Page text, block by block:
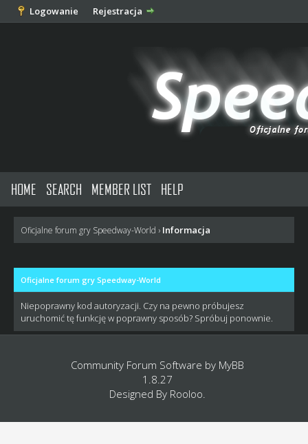
Logowanie Rejestracja
HOME SEARCH MEMBER LIST HELP
Oficjalne forum gry Speedway-World › Informacja
Oficjalne forum gry Speedway-World
Niepoprawny kod autoryzacji. Czy na pewno próbujesz
uruchomić tę funkcję w poprawny sposób? Spróbuj ponownie.
Community Forum Software by MyBB
1.8.27
Designed By Rooloo.